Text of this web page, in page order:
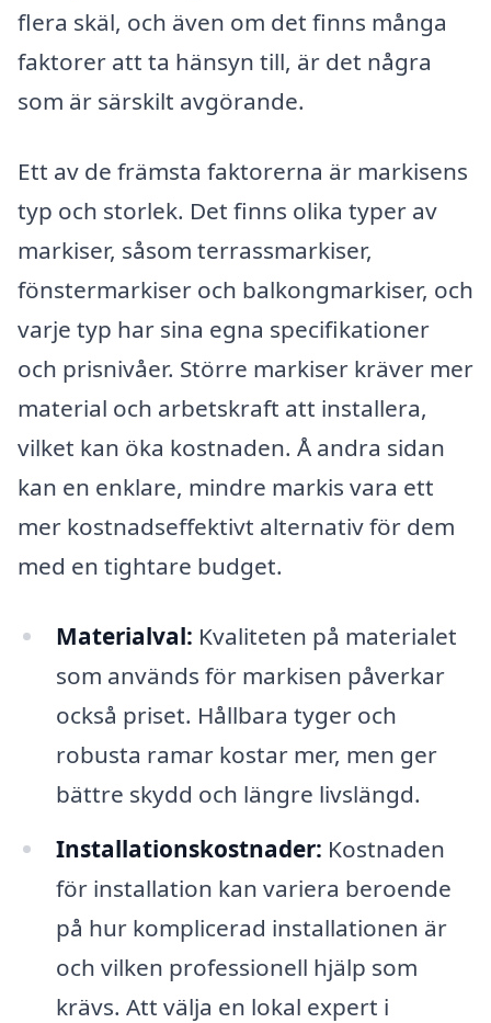
flera skäl, och även om det finns många
faktorer att ta hänsyn till, är det några
som är särskilt avgörande.
Ett av de främsta faktorerna är markisens
typ och storlek. Det finns olika typer av
markiser, såsom terrassmarkiser,
fönstermarkiser och balkongmarkiser, och
varje typ har sina egna specifikationer
och prisnivåer. Större markiser kräver mer
material och arbetskraft att installera,
vilket kan öka kostnaden. Å andra sidan
kan en enklare, mindre markis vara ett
mer kostnadseffektivt alternativ för dem
med en tightare budget.
Materialval: Kvaliteten på materialet
som används för markisen påverkar
också priset. Hållbara tyger och
robusta ramar kostar mer, men ger
bättre skydd och längre livslängd.
Installationskostnader: Kostnaden
för installation kan variera beroende
på hur komplicerad installationen är
och vilken professionell hjälp som
krävs. Att välja en lokal expert i